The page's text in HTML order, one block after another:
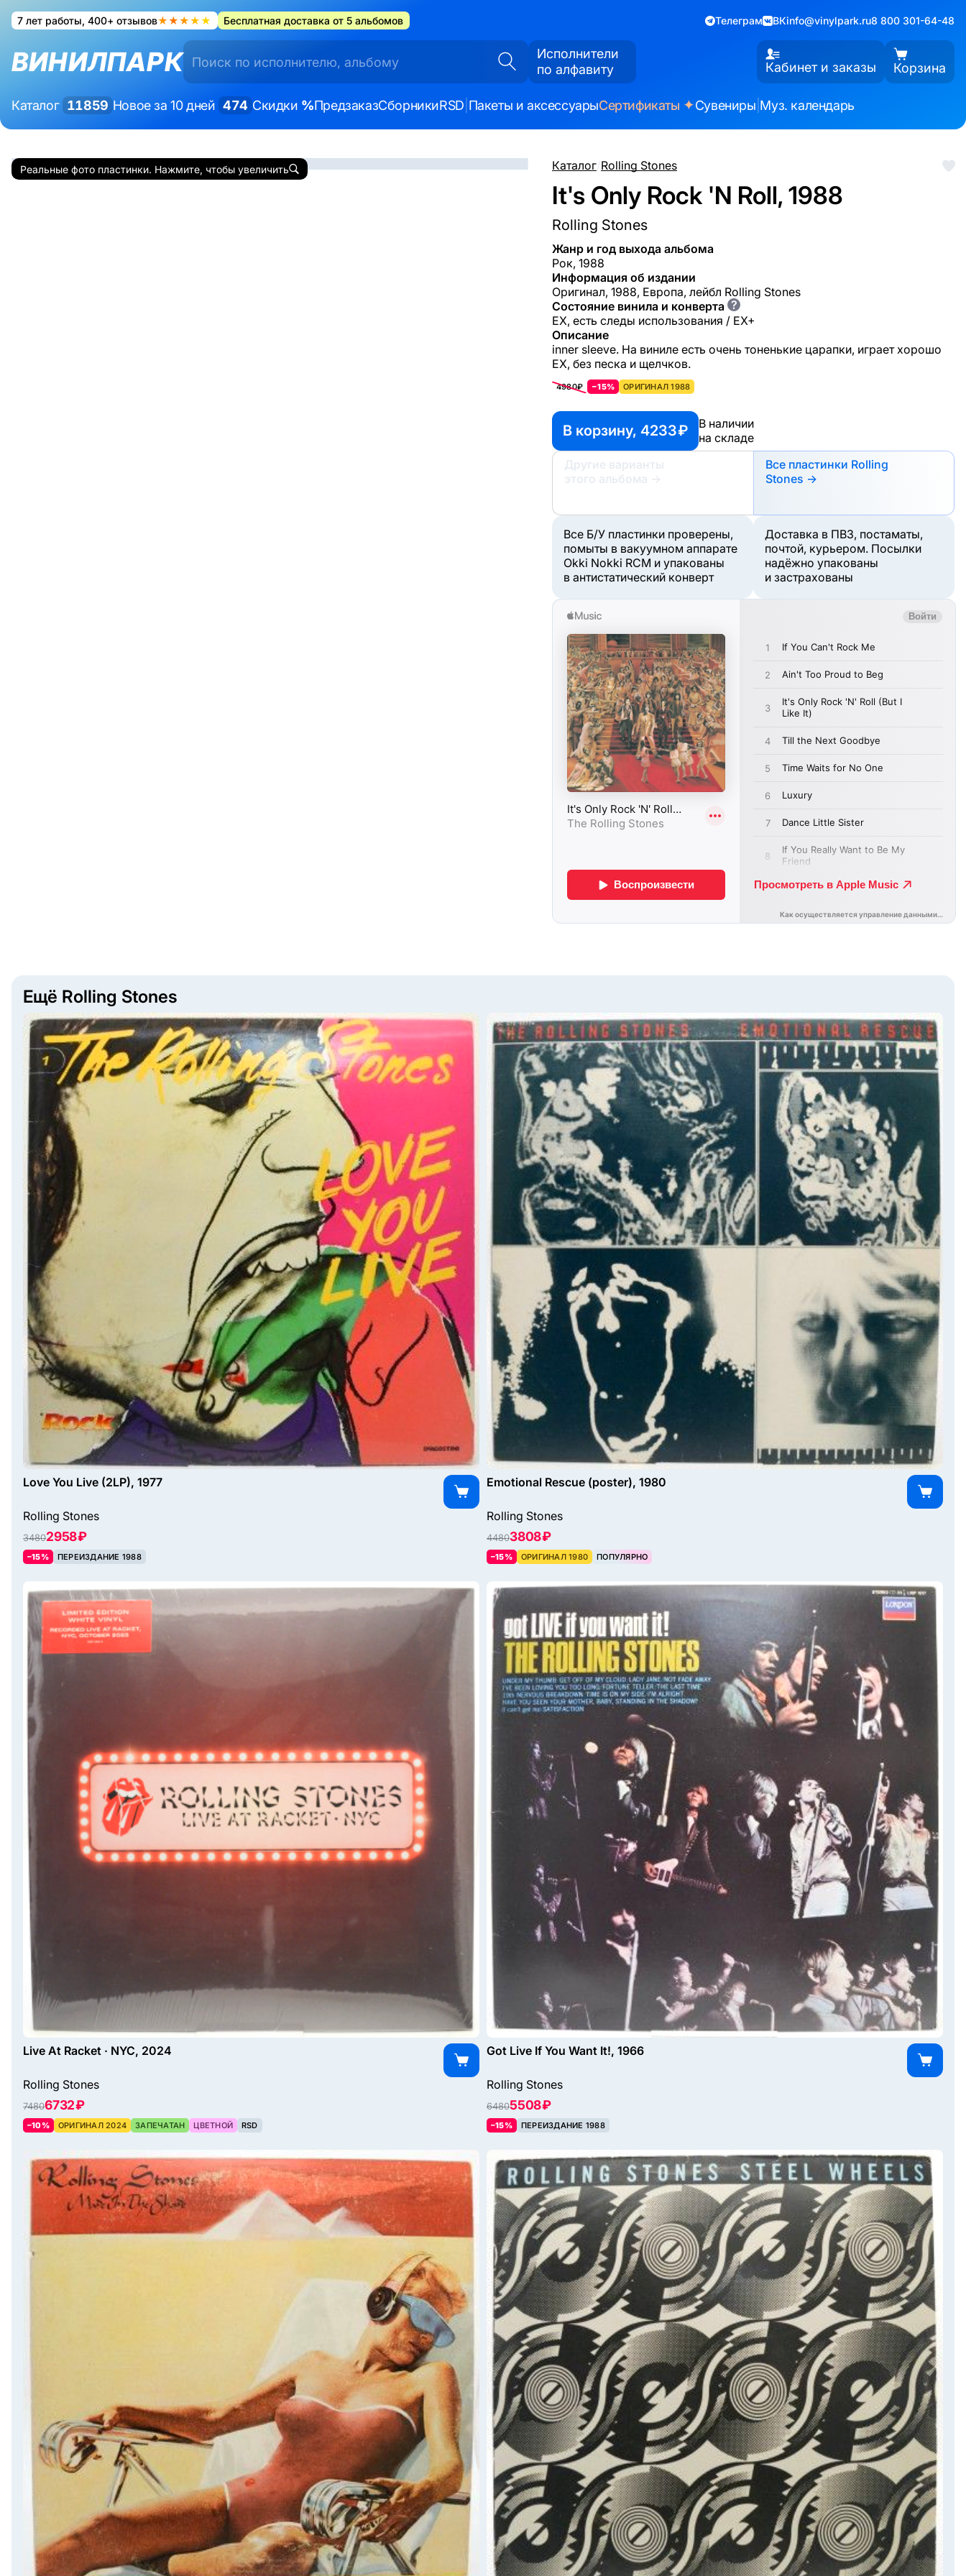
7 лет работы, 400+ отзывов★★★★★ Бесплатная доставка от 5 альбомов Телеграм ВКinfo@vinylpark.ru8 800 301-64-48
ВИНИЛПАРК
Исполнители
по алфавиту
Кабинет и заказы Корзина
Каталог 11859 Новое за 10 дней 474 Скидки %ПредзаказСборникиRSD Пакеты и аксессуарыСертификаты ✦Сувениры Муз. календарь
Каталог/Rolling Stones
It's Only Rock 'N Roll, 1988
Rolling Stones
Жанр и год выхода альбома
Рок, 1988
Информация об издании
Оригинал, 1988, Европа, лейбл Rolling Stones
Состояние винила и конверта ?
EX, есть следы использования / EX+
Описание
inner sleeve. На виниле есть очень тоненькие царапки, играет хорошо
ЕХ, без песка и щелчков.
4980₽ −15% ОРИГИНАЛ 1988
В корзину, 4233 ₽
В наличии
на складе
Другие варианты
этого альбома
→
Все пластинки Rolling
Stones →
Все Б/У пластинки проверены,
помыты в вакуумном аппарате
Okki Nokki RCM и упакованы
в антистатический конверт
Доставка в ПВЗ, постаматы,
почтой, курьером. Посылки
надёжно упакованы
и застрахованы
Реальные фото пластинки. Нажмите, чтобы увеличить
Ещё Rolling Stones
Love You Live (2LP), 1977
Rolling Stones
34802958 ₽
–15% ПЕРЕИЗДАНИЕ 1988
Emotional Rescue (poster), 1980
Rolling Stones
44803808 ₽
–15% ОРИГИНАЛ 1980 ПОПУЛЯРНО
Live At Racket · NYC, 2024
Rolling Stones
74806732 ₽
–10% ОРИГИНАЛ 2024 ЗАПЕЧАТАН ЦВЕТНОЙ RSD
Got Live If You Want It!, 1966
Rolling Stones
64805508 ₽
–15% ПЕРЕИЗДАНИЕ 1988